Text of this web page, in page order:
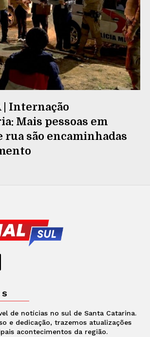
| Internação
Mais pessoas em
rua são encaminhadas
de notícias no sul de Santa Catarina.
e dedicação, trazemos atualizações
acontecimentos da região.